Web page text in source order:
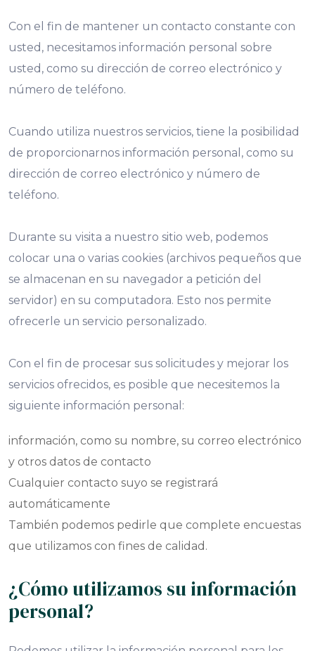
Con el fin de mantener un contacto constante con
usted, necesitamos información personal sobre
usted, como su dirección de correo electrónico y
número de teléfono.
Cuando utiliza nuestros servicios, tiene la posibilidad
de proporcionarnos información personal, como su
dirección de correo electrónico y número de
teléfono.
Durante su visita a nuestro sitio web, podemos
colocar una o varias cookies (archivos pequeños que
se almacenan en su navegador a petición del
servidor) en su computadora. Esto nos permite
ofrecerle un servicio personalizado.
Con el fin de procesar sus solicitudes y mejorar los
servicios ofrecidos, es posible que necesitemos la
siguiente información personal:
información, como su nombre, su correo electrónico
y otros datos de contacto
Cualquier contacto suyo se registrará
automáticamente
También podemos pedirle que complete encuestas
que utilizamos con fines de calidad.
¿Cómo utilizamos su información
personal?